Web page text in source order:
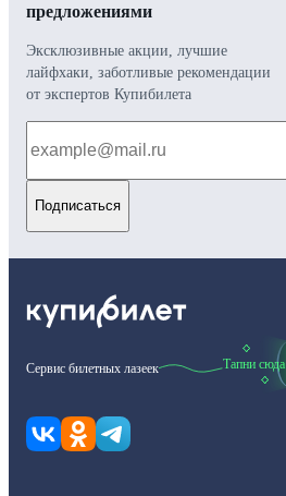
предложениями
Эксклюзивные акции, лучшие
лайфхаки, заботливые рекомендации
от экспертов Купибилета
Подписаться
Сервис билетных лазеек Тапни сюда